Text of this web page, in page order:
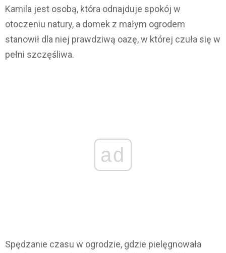
Kamila jest osobą, która odnajduje spokój w
otoczeniu natury, a domek z małym ogrodem
stanowił dla niej prawdziwą oazę, w której czuła się w
pełni szczęśliwa.
ad
Spędzanie czasu w ogrodzie, gdzie pielęgnowała